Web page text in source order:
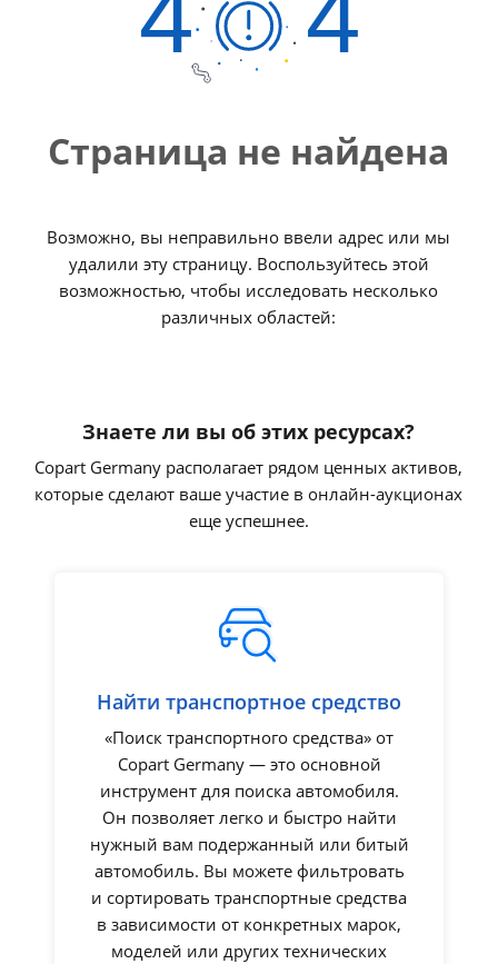
Страница не найдена
Возможно, вы неправильно ввели адрес или мы
удалили эту страницу. Воспользуйтесь этой
возможностью, чтобы исследовать несколько
различных областей:
Знаете ли вы об этих ресурсах?
Copart Germany располагает рядом ценных активов,
которые сделают ваше участие в онлайн-аукционах
еще успешнее.
Найти транспортное средство
«Поиск транспортного средства» от
Copart Germany — это основной
инструмент для поиска автомобиля.
Он позволяет легко и быстро найти
нужный вам подержанный или битый
автомобиль. Вы можете фильтровать
и сортировать транспортные средства
в зависимости от конкретных марок,
моделей или других технических